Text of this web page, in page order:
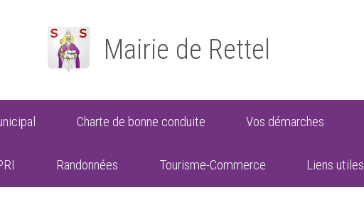
Mairie de Rettel
Charte de bonne conduite Vos démarches
Randonnées Tourisme-Commerce Liens utiles